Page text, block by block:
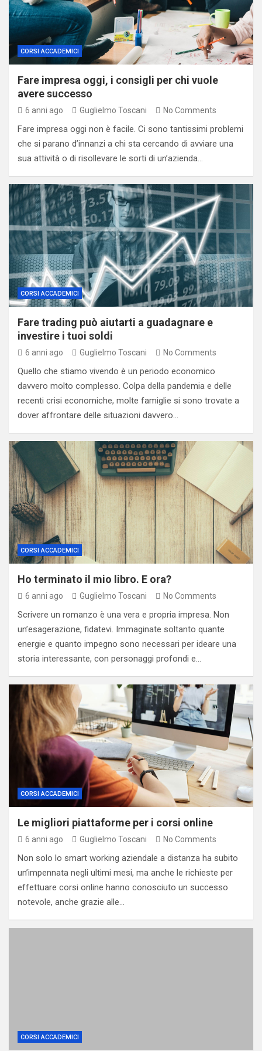
CORSI ACCADEMICI
Fare impresa oggi, i consigli per chi vuole
avere successo
6 anni ago Guglielmo Toscani No Comments
Fare impresa oggi non è facile. Ci sono tantissimi problemi
che si parano d’innanzi a chi sta cercando di avviare una
sua attività o di risollevare le sorti di un’azienda…
CORSI ACCADEMICI
Fare trading può aiutarti a guadagnare e
investire i tuoi soldi
6 anni ago Guglielmo Toscani No Comments
Quello che stiamo vivendo è un periodo economico
davvero molto complesso. Colpa della pandemia e delle
recenti crisi economiche, molte famiglie si sono trovate a
dover affrontare delle situazioni davvero…
CORSI ACCADEMICI
Ho terminato il mio libro. E ora?
6 anni ago Guglielmo Toscani No Comments
Scrivere un romanzo è una vera e propria impresa. Non
un’esagerazione, fidatevi. Immaginate soltanto quante
energie e quanto impegno sono necessari per ideare una
storia interessante, con personaggi profondi e…
CORSI ACCADEMICI
Le migliori piattaforme per i corsi online
6 anni ago Guglielmo Toscani No Comments
Non solo lo smart working aziendale a distanza ha subito
un’impennata negli ultimi mesi, ma anche le richieste per
effettuare corsi online hanno conosciuto un successo
notevole, anche grazie alle…
CORSI ACCADEMICI